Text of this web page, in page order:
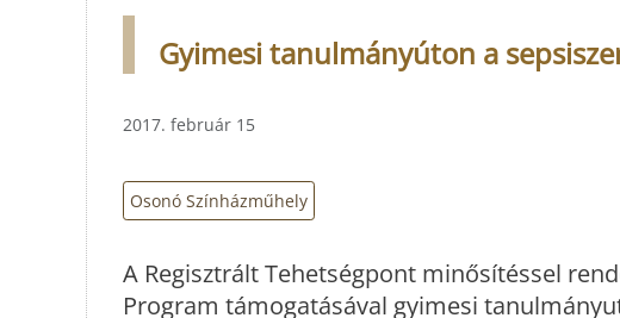
Gyimesi tanulmányúton a
2017. február 15
Osonó Színházműhely
A Regisztrált Tehetségpont minősítéssel
Program támogatásával gyimesi